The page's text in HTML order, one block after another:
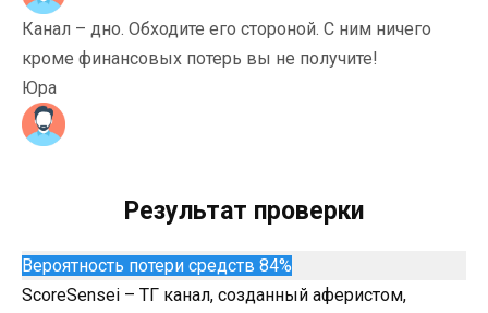
Канал – дно. Обходите его стороной. С ним ничего
кроме финансовых потерь вы не получите!
Юра
Результат проверки
Вероятность потери средств 84%
ScoreSensei – ТГ канал, созданный аферистом,